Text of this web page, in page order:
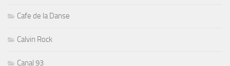
Cafe de la Danse
Calvin Rock
Canal 93